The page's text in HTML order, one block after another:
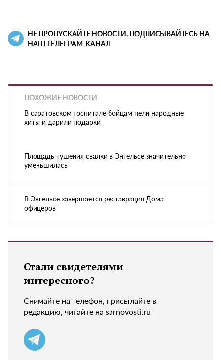
НЕ ПРОПУСКАЙТЕ НОВОСТИ, ПОДПИСЫВАЙТЕСЬ НА
НАШ ТЕЛЕГРАМ-КАНАЛ
ПОХОЖИЕ НОВОСТИ
В саратовском госпитале бойцам пели народные
хиты и дарили подарки
Площадь тушения свалки в Энгельсе значительно
уменьшилась
В Энгельсе завершается реставрация Дома
офицеров
Стали свидетелями
интересного?
Снимайте на телефон, присылайте в
редакцию, читайте на sarnovosti.ru